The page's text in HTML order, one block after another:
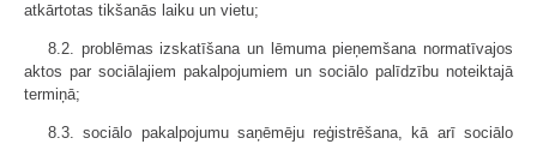
atkārtotas tikšanās laiku un vietu;
8.2. problēmas izskatīšana un lēmuma pieņemšana normatīvajos
aktos par sociālajiem pakalpojumiem un sociālo palīdzību noteiktajā
termiņā;
8.3. sociālo pakalpojumu saņēmēju reģistrēšana, kā arī sociālo